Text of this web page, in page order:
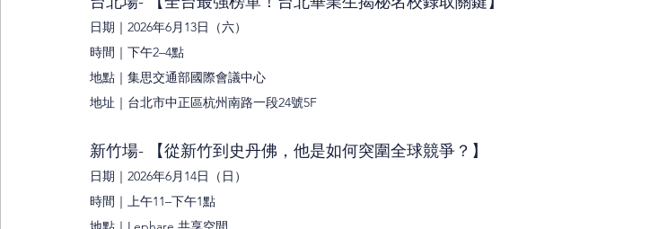
日期｜2026年6月13日（六）
時間｜下午2–4點
地點｜集思交通部國際會議中心
地址｜台北市中正區杭州南路一段24號5F
新竹場- 【從新竹到史丹佛，他是如何突圍全球競爭？】
日期｜2026年6月14日（日）
時間｜上午11–下午1點